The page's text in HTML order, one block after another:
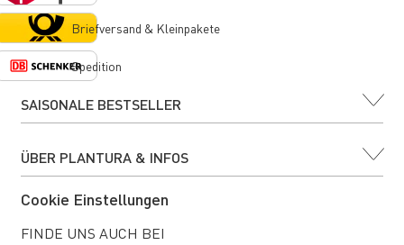
SAISONALE BESTSELLER
ÜBER PLANTURA & INFOS
Cookie Einstellungen
FINDE UNS AUCH BEI
Briefversand & Kleinpakete
Spedition